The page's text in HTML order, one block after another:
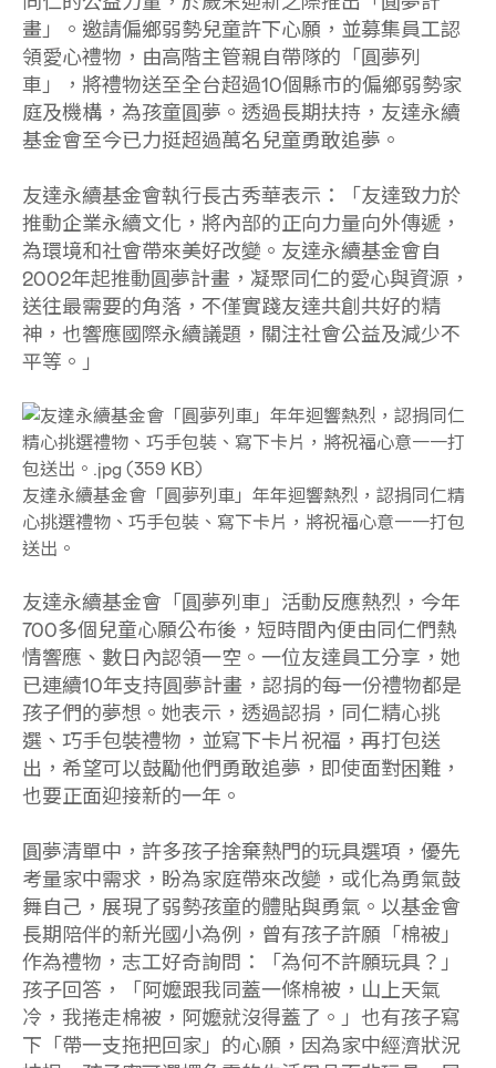
畫」。邀請偏鄉弱勢兒童許下心願，並募集員工認
領愛心禮物，由高階主管親自帶隊的「圓夢列
車」，將禮物送至全台超過10個縣市的偏鄉弱勢家
庭及機構，為孩童圓夢。透過長期扶持，友達永續
基金會至今已力挺超過萬名兒童勇敢追夢。
友達永續基金會執行長古秀華表示：「友達致力於
推動企業永續文化，將內部的正向力量向外傳遞，
為環境和社會帶來美好改變。友達永續基金會自
2002年起推動圓夢計畫，凝聚同仁的愛心與資源，
送往最需要的角落，不僅實踐友達共創共好的精
神，也響應國際永續議題，關注社會公益及減少不
平等。」
友達永續基金會「圓夢列車」年年迴響熱烈，認捐同仁精
心挑選禮物、巧手包裝、寫下卡片，將祝福心意一一打包
送出。
友達永續基金會「圓夢列車」活動反應熱烈，今年
700多個兒童心願公布後，短時間內便由同仁們熱
情響應、數日內認領一空。一位友達員工分享，她
已連續10年支持圓夢計畫，認捐的每一份禮物都是
孩子們的夢想。她表示，透過認捐，同仁精心挑
選、巧手包裝禮物，並寫下卡片祝福，再打包送
出，希望可以鼓勵他們勇敢追夢，即使面對困難，
也要正面迎接新的一年。
圓夢清單中，許多孩子捨棄熱門的玩具選項，優先
考量家中需求，盼為家庭帶來改變，或化為勇氣鼓
舞自己，展現了弱勢孩童的體貼與勇氣。以基金會
長期陪伴的新光國小為例，曾有孩子許願「棉被」
作為禮物，志工好奇詢問：「為何不許願玩具？」
孩子回答，「阿嬤跟我同蓋一條棉被，山上天氣
冷，我捲走棉被，阿嬤就沒得蓋了。」也有孩子寫
下「帶一支拖把回家」的心願，因為家中經濟狀況